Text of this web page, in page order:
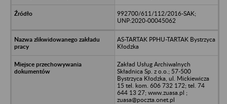
992700/611/112/2016-SAK;
UNP:2020-00045062
AS-TARTAK PPHU-TARTAK Bystrzyca
Kłodzka
Zakład Usług Archiwalnych
Składnica Sp. z o.o.; 57-500
Bystrzyca Kłodzka, ul. Mickiewicza
15 tel. kom. 606 732 172; tel. 74
644 13 27; www.zuasa.pl ;
zuasa@poczta.onet.pl